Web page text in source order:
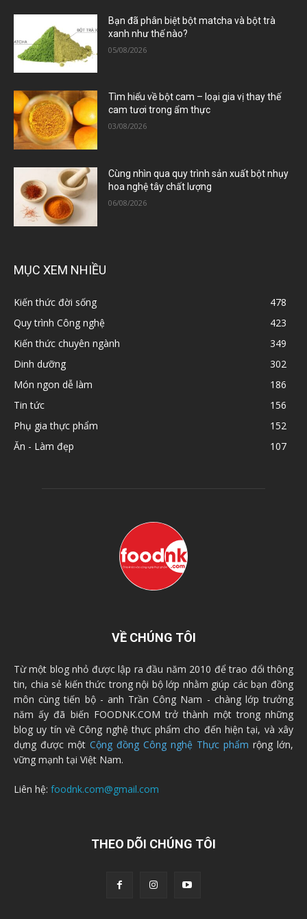
Bạn đã phân biệt bột matcha và bột trà
xanh như thế nào?
05/08/2026
Tìm hiểu về bột cam – loại gia vị thay thế
cam tươi trong ẩm thực
03/08/2026
Cùng nhìn qua quy trình sản xuất bột nhụy
hoa nghệ tây chất lượng
06/08/2026
MỤC XEM NHIỀU
Kiến thức đời sống
478
Quy trình Công nghệ
423
Kiến thức chuyên ngành
349
Dinh dưỡng
302
Món ngon dễ làm
186
Tin tức
156
Phụ gia thực phẩm
152
Ăn - Làm đẹp
107
VỀ CHÚNG TÔI
Từ một blog nhỏ được lập ra đầu năm 2010 để trao đổi thông
tin, chia sẻ kiến thức trong nội bộ lớp nhằm giúp các bạn đồng
môn cùng tiến bộ - anh Trần Công Nam - chàng lớp trưởng
năm ấy đã biến FOODNK.COM trở thành một trong những
blog uy tín về Công nghệ thực phẩm cho đến hiện tại, và xây
dựng được một Cộng đồng Công nghệ Thực phẩm rộng lớn,
vững mạnh tại Việt Nam.
Liên hệ: foodnk.com@gmail.com
THEO DÕI CHÚNG TÔI